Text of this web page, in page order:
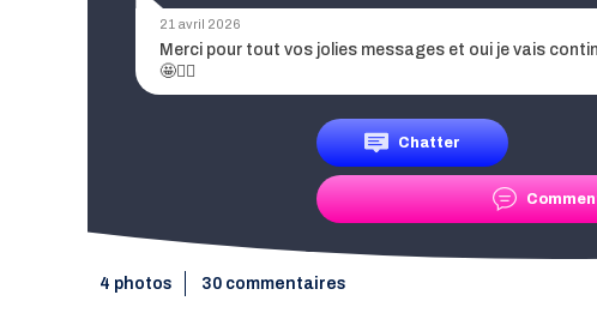
Taille
Région
21 avril 2026
Merci pour tout vos jolies messages et oui je vais
🤩☝🏻
Chatter
4 photos 30 commentaires